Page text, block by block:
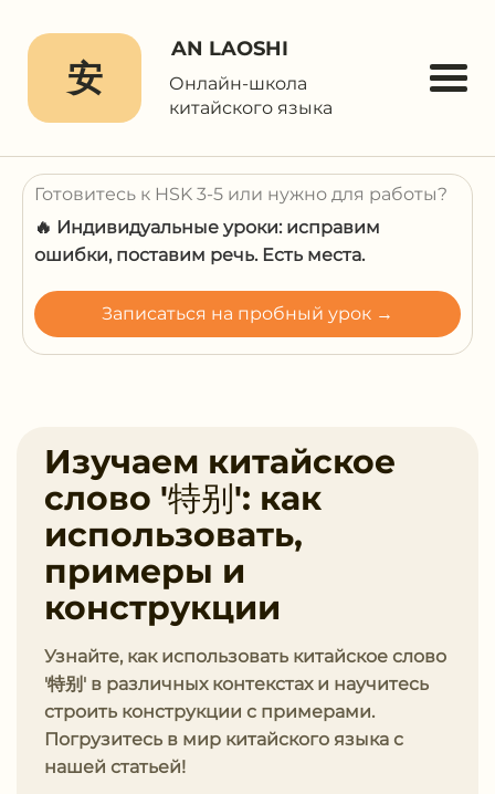
安
AN LAOSHI
Онлайн-школа
китайского языка
Готовитесь к HSK 3-5 или нужно для работы?
🔥 Индивидуальные уроки: исправим
ошибки, поставим речь. Есть места.
Записаться на пробный урок →
Изучаем китайское
слово '特别': как
использовать,
примеры и
конструкции
Узнайте, как использовать китайское слово
'特别' в различных контекстах и научитесь
строить конструкции с примерами.
Погрузитесь в мир китайского языка с
нашей статьей!